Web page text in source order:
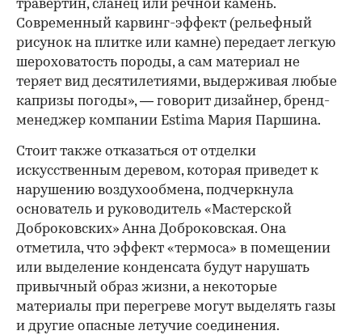
травертин, сланец или речной камень.
Современный карвинг-эффект (рельефный
рисунок на плитке или камне) передает легкую
шероховатость породы, а сам материал не
теряет вид десятилетиями, выдерживая любые
капризы погоды», — говорит дизайнер, бренд-
менеджер компании Estima Мария Паршина.
Стоит также отказаться от отделки
искусственным деревом, которая приведет к
нарушению воздухообмена, подчеркнула
основатель и руководитель «Мастерской
Доброковских» Анна Доброковская. Она
отметила, что эффект «термоса» в помещении
или выделение конденсата будут нарушать
привычный образ жизни, а некоторые
материалы при перегреве могут выделять газы
и другие опасные летучие соединения.